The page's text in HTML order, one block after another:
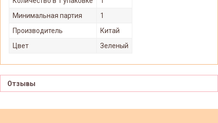
Минимальная партия
1
Производитель
Китай
Цвет
Зеленый
Отзывы